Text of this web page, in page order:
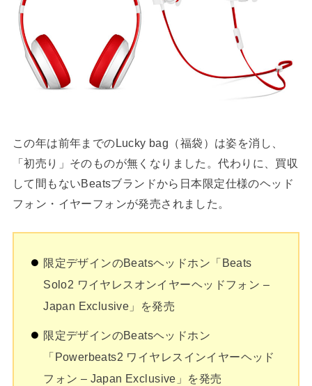
この年は前年までのLucky bag（福袋）は姿を消し、
「初売り」そのものが無くなりました。代わりに、買収
して間もないBeatsブランドから日本限定仕様のヘッド
フォン・イヤーフォンが発売されました。
限定デザインのBeatsヘッドホン「Beats
Solo2 ワイヤレスオンイヤーヘッドフォン –
Japan Exclusive」を発売
限定デザインのBeatsヘッドホン
「Powerbeats2 ワイヤレスインイヤーヘッド
フォン – Japan Exclusive」を発売